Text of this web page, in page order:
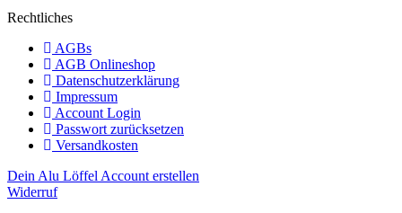
Rechtliches
AGBs
AGB Onlineshop
Datenschutzerklärung
Impressum
Account Login
Passwort zurücksetzen
Versandkosten
Dein Alu Löffel Account erstellen
Widerruf